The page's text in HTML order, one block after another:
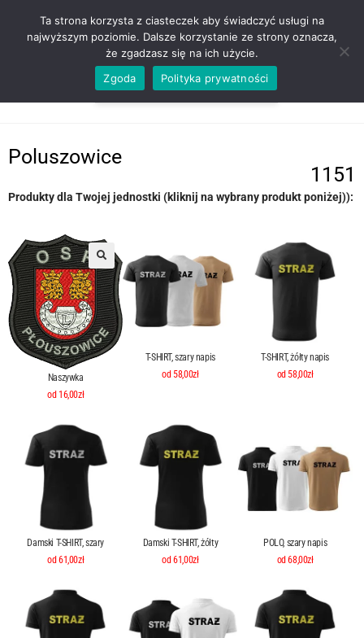
ZADZWOŃ TEL. 600 352 938
Poluszowice
1151
Produkty dla Twojej jednostki (kliknij na wybrany produkt poniżej)):
Naszywka
od 16,00zł
T-SHIRT, szary napis
od 58,00zł
T-SHIRT, żółty napis
od 58,00zł
Damski T-SHIRT, szary
od 61,00zł
Damski T-SHIRT, żółty
od 61,00zł
POLO, szary napis
od 68,00zł
Ta strona korzysta z ciasteczek aby świadczyć usługi na
najwyższym poziomie. Dalsze korzystanie ze strony oznacza,
że zgadzasz się na ich użycie.
Zgoda
Polityka prywatności